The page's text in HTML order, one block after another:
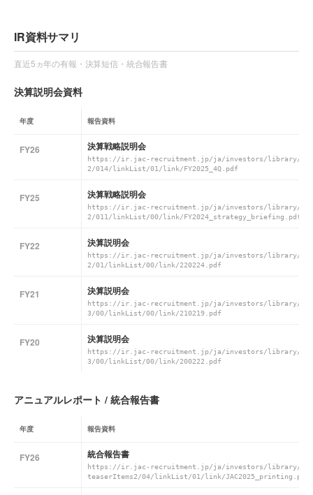
IR資料サマリ
直近5ヵ年の有報・決算短信・統合報告書
決算説明会資料
年度 報告資料
FY26 決算戦略説明会
https://ir.jac-recruitment.jp/ja/investors/library/
2/014/linkList/01/link/FY2025_4Q.pdf
FY25 決算戦略説明会
https://ir.jac-recruitment.jp/ja/investors/library/
2/011/linkList/00/link/FY2024_strategy_briefing.pdf
FY22 決算説明会
https://ir.jac-recruitment.jp/ja/investors/library/
2/01/linkList/00/link/220224.pdf
FY21 決算説明会
https://ir.jac-recruitment.jp/ja/investors/library/
3/00/linkList/00/link/210219.pdf
FY20 決算説明会
https://ir.jac-recruitment.jp/ja/investors/library/
3/00/linkList/00/link/200222.pdf
アニュアルレポート / 統合報告書
年度 報告資料
FY26 統合報告書
https://ir.jac-recruitment.jp/ja/investors/library/
teaserItems2/04/linkList/01/link/JAC2025_printing.pdf